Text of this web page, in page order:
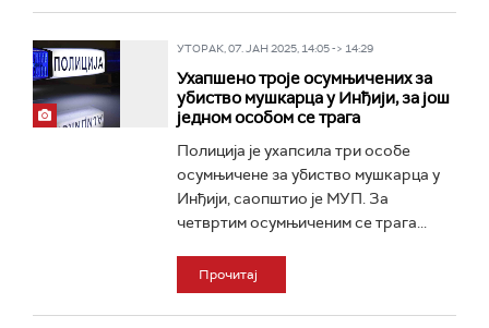
УТОРАК, 07. ЈАН 2025, 14:05 -> 14:29
Ухапшено троје осумњичених за
убиство мушкарца у Инђији, за још
једном особом се трага
Полиција је ухапсила три особе
осумњичене за убиство мушкарца у
Инђији, саопштио је МУП. За
четвртим осумњиченим се трага...
Прочитај